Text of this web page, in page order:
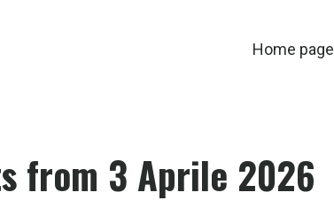
Home page
from 3 Aprile 2026